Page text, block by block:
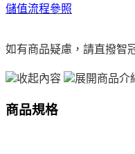
儲值流程參照
如有商品疑慮，請直撥智
收起內容 展開商品介
商品規格